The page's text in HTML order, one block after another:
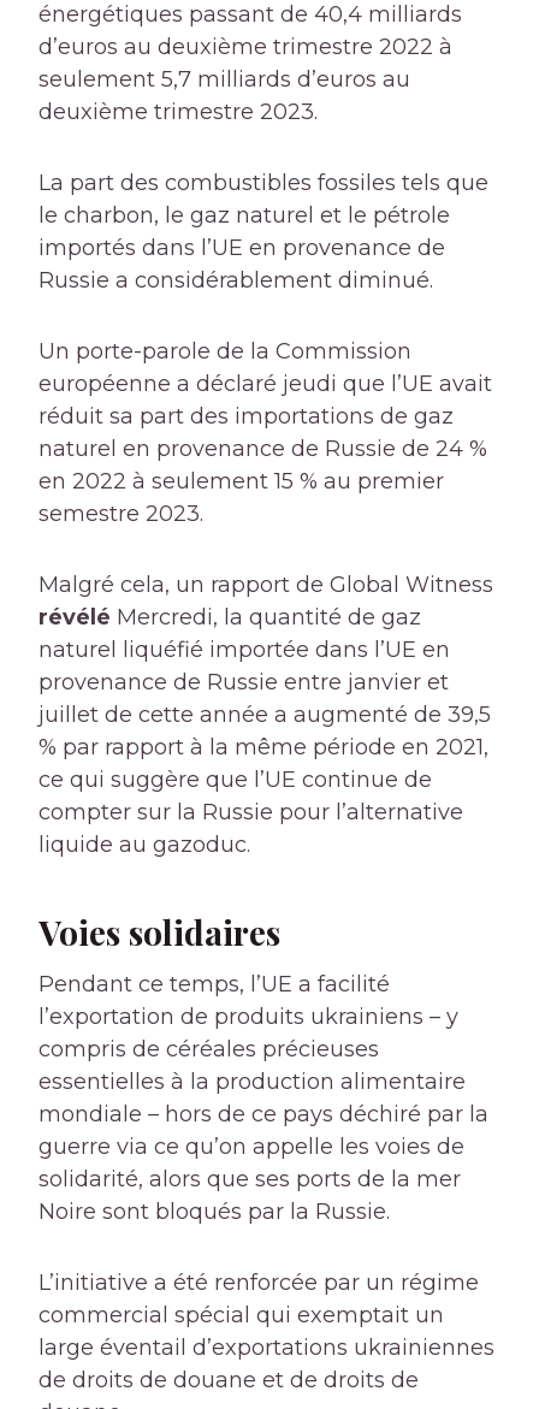
énergétiques passant de 40,4 milliards
d’euros au deuxième trimestre 2022 à
seulement 5,7 milliards d’euros au
deuxième trimestre 2023.
La part des combustibles fossiles tels que
le charbon, le gaz naturel et le pétrole
importés dans l’UE en provenance de
Russie a considérablement diminué.
Un porte-parole de la Commission
européenne a déclaré jeudi que l’UE avait
réduit sa part des importations de gaz
naturel en provenance de Russie de 24 %
en 2022 à seulement 15 % au premier
semestre 2023.
Malgré cela, un rapport de Global Witness
révélé Mercredi, la quantité de gaz
naturel liquéfié importée dans l’UE en
provenance de Russie entre janvier et
juillet de cette année a augmenté de 39,5
% par rapport à la même période en 2021,
ce qui suggère que l’UE continue de
compter sur la Russie pour l’alternative
liquide au gazoduc.
Voies solidaires
Pendant ce temps, l’UE a facilité
l’exportation de produits ukrainiens – y
compris de céréales précieuses
essentielles à la production alimentaire
mondiale – hors de ce pays déchiré par la
guerre via ce qu’on appelle les voies de
solidarité, alors que ses ports de la mer
Noire sont bloqués par la Russie.
L’initiative a été renforcée par un régime
commercial spécial qui exemptait un
large éventail d’exportations ukrainiennes
de droits de douane et de droits de